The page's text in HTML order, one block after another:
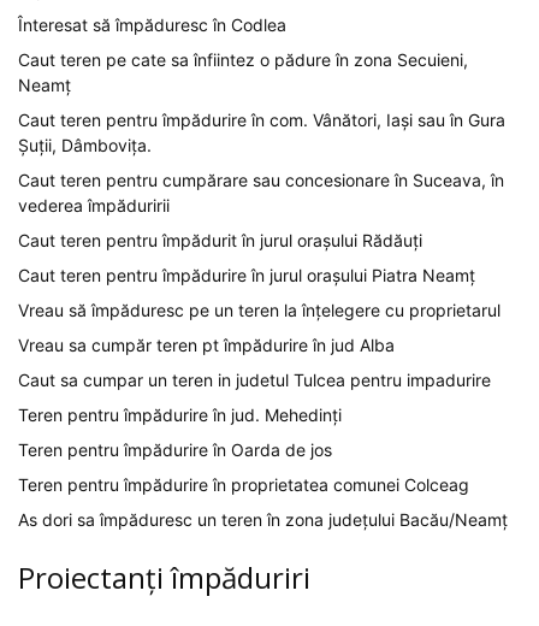
Înteresat să împăduresc în Codlea
Caut teren pe cate sa înfiintez o pădure în zona Secuieni,
Neamț
Caut teren pentru împădurire în com. Vânători, Iași sau în Gura
Șuții, Dâmbovița.
Caut teren pentru cumpărare sau concesionare în Suceava, în
vederea împăduririi
Caut teren pentru împădurit în jurul orașului Rădăuți
Caut teren pentru împădurire în jurul orașului Piatra Neamț
Vreau să împăduresc pe un teren la înțelegere cu proprietarul
Vreau sa cumpăr teren pt împădurire în jud Alba
Caut sa cumpar un teren in judetul Tulcea pentru impadurire
Teren pentru împădurire în jud. Mehedinți
Teren pentru împădurire în Oarda de jos
Teren pentru împădurire în proprietatea comunei Colceag
As dori sa împăduresc un teren în zona județului Bacău/Neamț
Proiectanți împăduriri